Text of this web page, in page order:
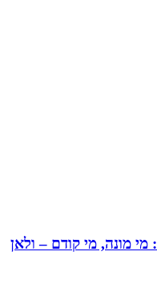
מונה, מי קודם – ולאן